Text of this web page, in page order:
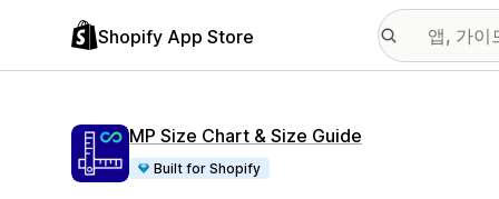
Shopify App Store
MP Size Chart & Size Guide
Built for Shopify